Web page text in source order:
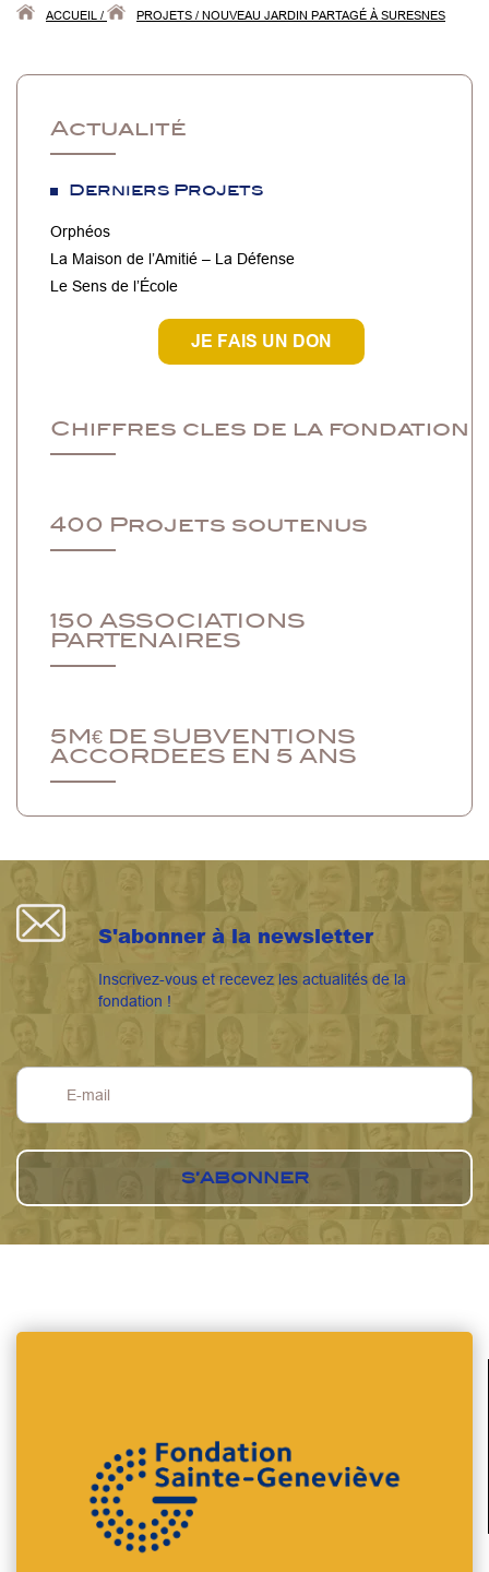
ACCUEIL / PROJETS / NOUVEAU JARDIN PARTAGÉ À SURESNES
Actualité
Derniers Projets
Orphéos
La Maison de l’Amitié – La Défense
Le Sens de l’École
JE FAIS UN DON
Chiffres cles de la fondation
400 Projets soutenus
150 ASSOCIATIONS
PARTENAIRES
5M€ DE SUBVENTIONS
ACCORDEES EN 5 ANS
S'abonner à la newsletter
Inscrivez-vous et recevez les actualités de la
fondation !